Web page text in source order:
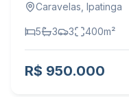
Caravelas Ipatinga
5 3 3 400m²
R$ 950.000